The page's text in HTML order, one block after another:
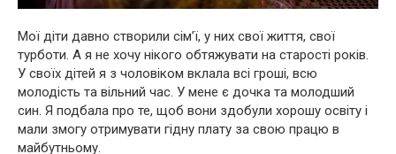
Мої діти давно створили сім’ї, у них свої життя, свої
турботи. А я не хочу нікого обтяжувати на старості років.
У своїх дітей я з чоловіком вклала всі гроші, всю
молодість та вільний час. У мене є дочка та молодший
син. Я подбала про те, щоб вони здобули хорошу освіту і
мали змогу отримувати гідну плату за свою працю в
майбутньому.